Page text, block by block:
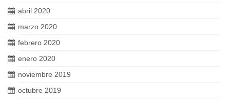
abril 2020
marzo 2020
febrero 2020
enero 2020
noviembre 2019
octubre 2019